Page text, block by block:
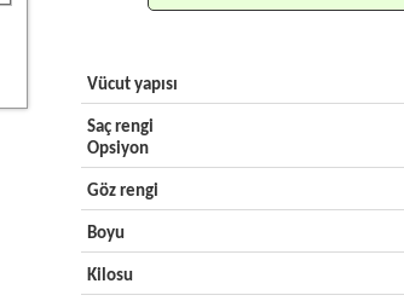
Vücut yapısı
Saç rengi
Opsiyon
Göz rengi
Boyu
Kilosu